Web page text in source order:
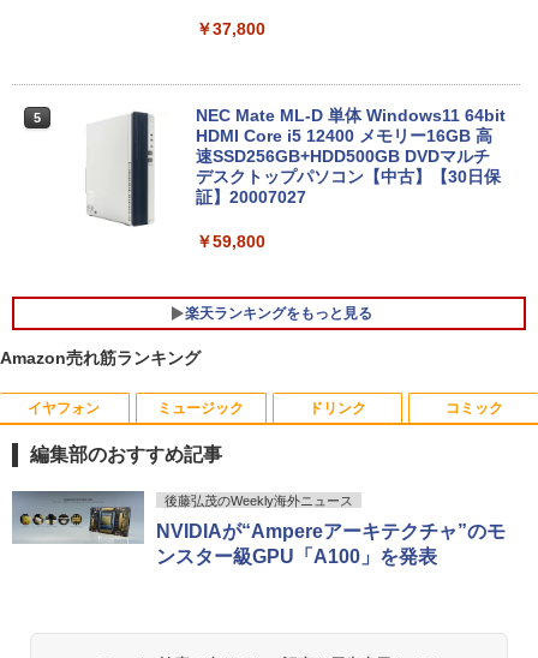
古SSD 2.5インチ128GB / 256GB / 512G
￥17,800
【1500円OFFクーポン】【テンキー&Wi
GB メモリ8GB Core i3 第8世代 Micros
ソコン 中古ノートPC 中古PC SSD1TB
メモリ16GB 中古パソコン レノボ
￥21,800
￥37,800
5
NEC Mate ML-D 単体 Windows11 64bit
HDMI Core i5 12400 メモリー16GB 高
速SSD256GB+HDD500GB DVDマルチ
デスクトップパソコン【中古】【30日保
証】20007027
￥59,800
楽天ランキングをもっと見る
1
NEC AS223WM 液晶モニター 21.5イン
チワイド 白 ホワイト 1920×1080 （フル
HD）TN 白色LEDバックライト ミニ D-s
対応 スイッチ 【中古】
￥5,200
2
中古モニター | 液晶ディスプレイ | PHILI
PS | 243V5QHABA/11 | 23.6インチワイ
1
宇宙兄弟（46） 【電子書籍】[ 小山宙哉
Amazon売れ筋ランキング
イヤフォン
Anker Soundcore P40i オフホワイト
￥7,990
ミュージック
BRUCE WAYNE feat. Flo Milli, ATL Jacob
￥250
ドリンク
【Amazon.co.jp限定】 い・ろ・は・す 2L P
￥1,112
コミック
薬屋のひとりごと 17巻 (デジタル版ビッグガ
￥770
編集部のおすすめ記事
後藤弘茂のWeekly海外ニュース
NVIDIAが“Ampereアーキテクチャ”のモ
ンスター級GPU「A100」を発表